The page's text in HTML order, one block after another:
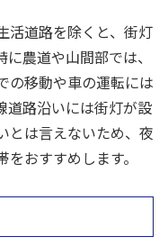
活道路を除くと、街灯
農道や山間部では、
の移動や車の運転には
道路沿いには街灯が設
とは言えないため、夜
おすすめします。